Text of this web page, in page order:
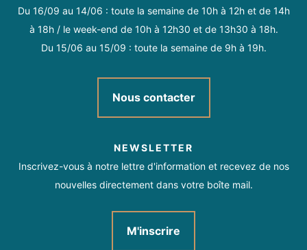
Du 16/09 au 14/06 : toute la semaine de 10h à 12h et de 14h
à 18h / le week-end de 10h à 12h30 et de 13h30 à 18h.
Du 15/06 au 15/09 : toute la semaine de 9h à 19h.
Nous contacter
NEWSLETTER
Inscrivez-vous à notre lettre d'information et recevez de nos
nouvelles directement dans votre boîte mail.
M'inscrire